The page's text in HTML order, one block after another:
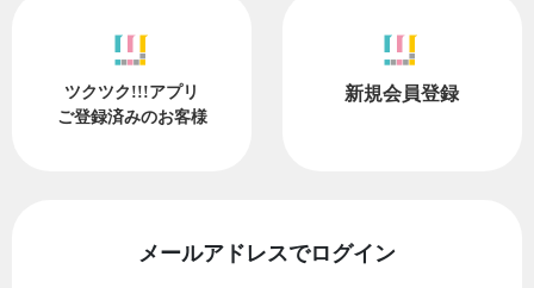
ツクツク!!!アプリ
ご登録済みのお客様
新規会員登録
メールアドレスでログイン